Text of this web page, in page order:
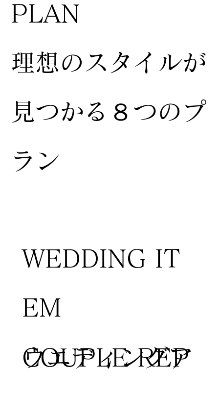
​PLAN
COUPLE REP
​理想のスタイルが
見つかる８つのプ
ラン
WEDDING IT
EM
​ウエディングア